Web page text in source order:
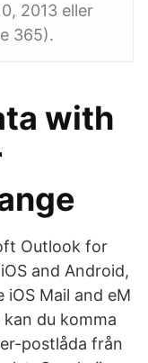
2013 eller
365).
with
Outlook for
and Android,
Mail and eM
du komma
postlåda från